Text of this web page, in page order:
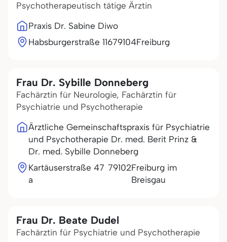
Psychotherapeutisch tätige Ärztin
Praxis Dr. Sabine Diwo
Habsburgerstraße 11679104Freiburg
Frau Dr. Sybille Donneberg
Fachärztin für Neurologie, Fachärztin für
Psychiatrie und Psychotherapie
Ärztliche Gemeinschaftspraxis für Psychiatrie
und Psychotherapie Dr. med. Berit Prinz &
Dr. med. Sybille Donneberg
Kartäuserstraße 47
a
79102Freiburg im
Breisgau
Frau Dr. Beate Dudel
Fachärztin für Psychiatrie und Psychotherapie